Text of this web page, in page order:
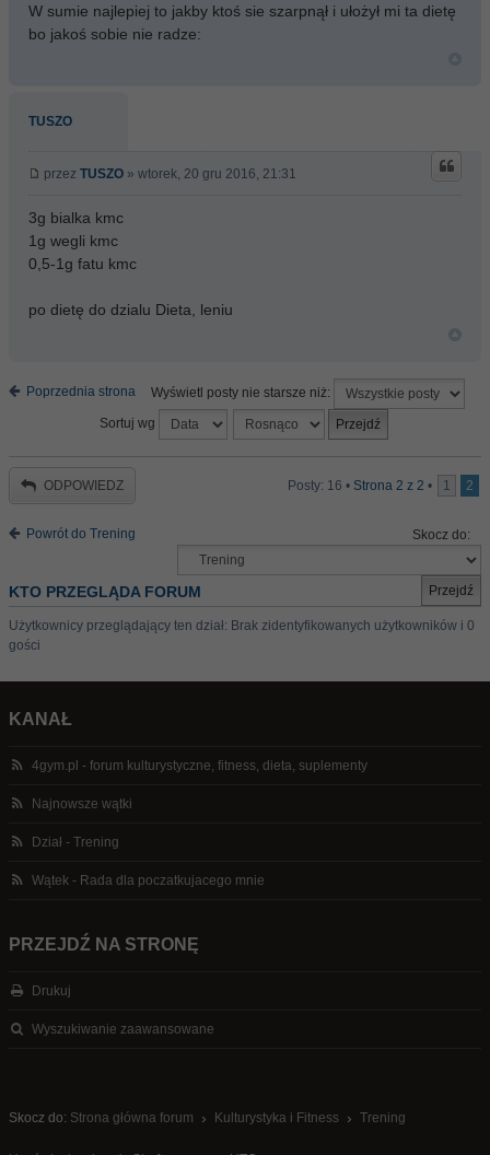
W sumie najlepiej to jakby ktoś sie szarpnął i ułożył mi ta dietę
bo jakoś sobie nie radze:
TUSZO
przez TUSZO » wtorek, 20 gru 2016, 21:31
3g bialka kmc
1g wegli kmc
0,5-1g fatu kmc
po dietę do dzialu Dieta, leniu
Poprzednia strona
Wyświetl posty nie starsze niż:
Sortuj wg
ODPOWIEDZ Posty: 16 • Strona 2 z 2 • 1 2
Powrót do Trening Skocz do:
KTO PRZEGLĄDA FORUM
Użytkownicy przeglądający ten dział: Brak zidentyfikowanych użytkowników i 0
gości
KANAŁ
4gym.pl - forum kulturystyczne, fitness, dieta, suplementy
Najnowsze wątki
Dział - Trening
Wątek - Rada dla poczatkujacego mnie
PRZEJDŹ NA STRONĘ
Drukuj
Wyszukiwanie zaawansowane
Skocz do: Strona główna forum Kulturystyka i Fitness Trening